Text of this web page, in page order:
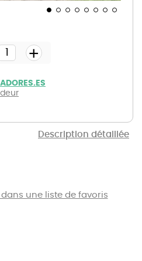
Description détaillée
+
une liste de favoris